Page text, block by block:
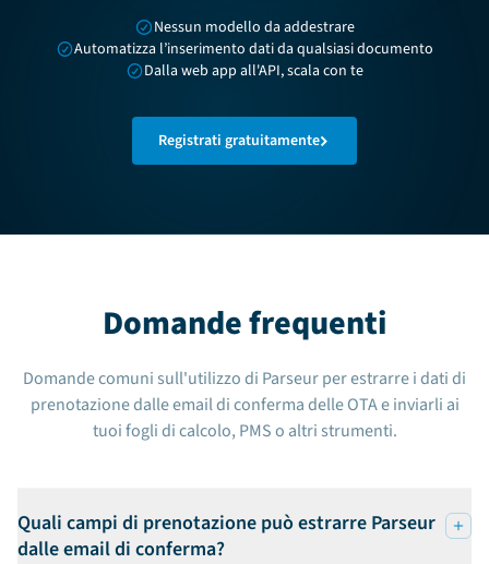
Nessun modello da addestrare
Automatizza l’inserimento dati da qualsiasi documento
Dalla web app all'API, scala con te
Registrati gratuitamente
Domande frequenti
Domande comuni sull'utilizzo di Parseur per estrarre i dati di
prenotazione dalle email di conferma delle OTA e inviarli ai
tuoi fogli di calcolo, PMS o altri strumenti.
Quali campi di prenotazione può estrarre Parseur
dalle email di conferma?